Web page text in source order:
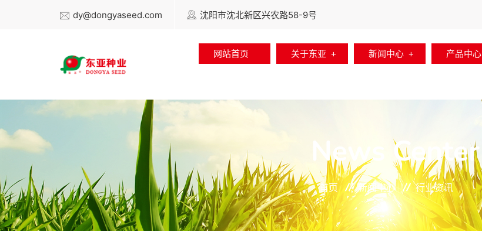
dy@dongyaseed.com 沈阳市沈北新区兴农路58-9号
网站首页 关于东亚 新闻中心 产品中心
News Center
首页 新闻中心 行业资讯